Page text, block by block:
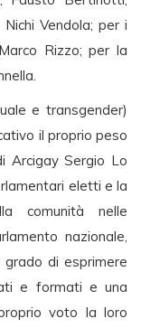
Vendola; per i
Rizzo; per la
e transgender)
il proprio peso
Arcigay Sergio Lo
eletti e la
comunità nelle
nazionale,
di esprimere
e formati e una
voto la loro